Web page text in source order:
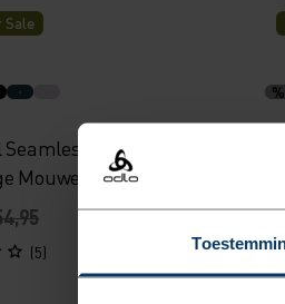
Sale
Hardloop Shirt
Mouwen
(5)
%